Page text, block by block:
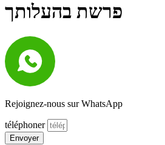
פרשת בהעלותך
Rejoignez-nous sur WhatsApp
téléphoner
Envoyer